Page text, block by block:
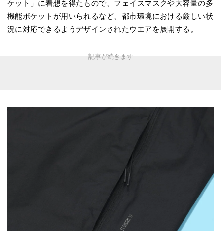
ケット」に着想を得たもので、フェイスマスクや大容量の多
機能ポケットが用いられるなど、都市環境における厳しい状
況に対応できるようデザインされたウエアを展開する。